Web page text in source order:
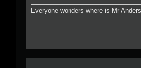
Everyone wonders where is Mr Anders